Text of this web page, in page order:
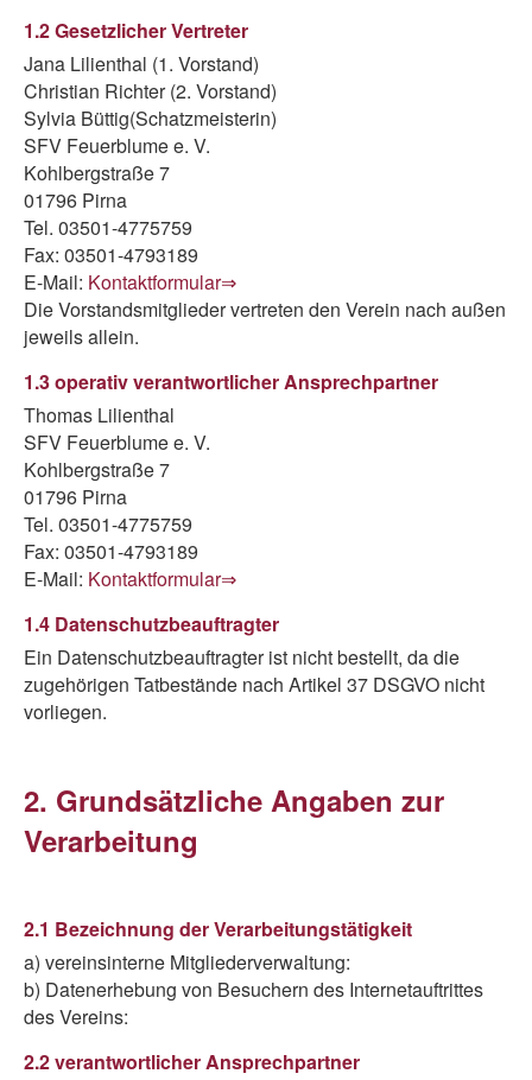
1.2 Gesetzlicher Vertreter
Jana Lilienthal (1. Vorstand)
Christian Richter (2. Vorstand)
Sylvia Büttig(Schatzmeisterin)
SFV Feuerblume e. V.
Kohlbergstraße 7
01796 Pirna
Tel. 03501-4775759
Fax: 03501-4793189
E-Mail: Kontaktformular⇒
Die Vorstandsmitglieder vertreten den Verein nach außen
jeweils allein.
1.3 operativ verantwortlicher Ansprechpartner
Thomas Lilienthal
SFV Feuerblume e. V.
Kohlbergstraße 7
01796 Pirna
Tel. 03501-4775759
Fax: 03501-4793189
E-Mail: Kontaktformular⇒
1.4 Datenschutzbeauftragter
Ein Datenschutzbeauftragter ist nicht bestellt, da die
zugehörigen Tatbestände nach Artikel 37 DSGVO nicht
vorliegen.
2. Grundsätzliche Angaben zur
Verarbeitung
2.1 Bezeichnung der Verarbeitungstätigkeit
a) vereinsinterne Mitgliederverwaltung:
b) Datenerhebung von Besuchern des Internetauftrittes
des Vereins:
2.2 verantwortlicher Ansprechpartner